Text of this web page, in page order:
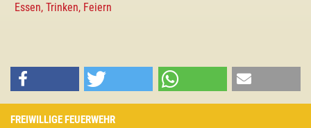
Essen, Trinken, Feiern
FREIWILLIGE FEUERWEHR